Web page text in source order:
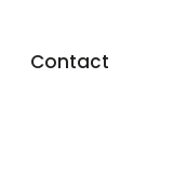
Contact